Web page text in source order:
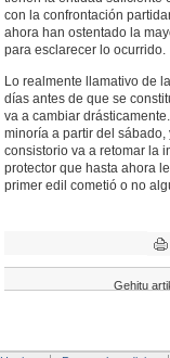
con la confrontación
ahora han ostentado la
para esclarecer lo ocurrido.
Lo realmente llamativo de
días antes de que se
va a cambiar
minoría a partir del
consistorio va a retomar la
protector que hasta ahora
primer edil cometió o no
Gehitu